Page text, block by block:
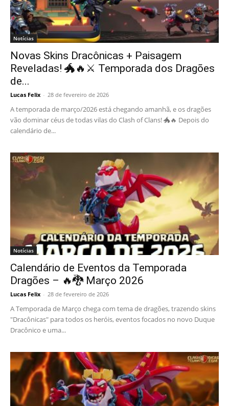
Notícias
Novas Skins Dracônicas + Paisagem
Reveladas! 🐲🔥⚔️ Temporada dos Dragões
de...
Lucas Felix - 28 de fevereiro de 2026
A temporada de março/2026 está chegando amanhã, e os dragões
vão dominar céus de todas vilas do Clash of Clans! 🐲🔥 Depois do
calendário de...
Notícias
Calendário de Eventos da Temporada
Dragões – 🔥🐉 Março 2026
Lucas Felix - 28 de fevereiro de 2026
A Temporada de Março chega com tema de dragões, trazendo skins
"Dracônicas" para todos os heróis, eventos focados no novo Duque
Dracônico e uma...